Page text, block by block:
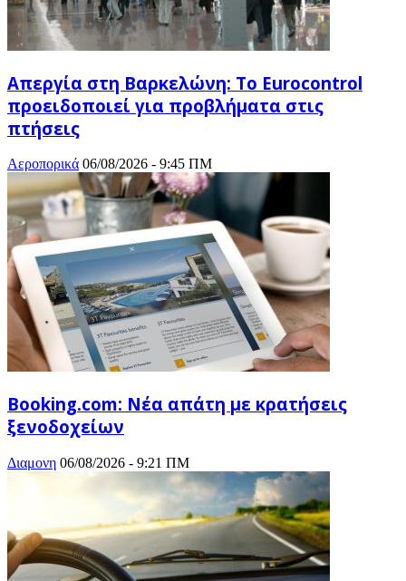
Απεργία στη Βαρκελώνη: To Eurocontrol
προειδοποιεί για προβλήματα στις
πτήσεις
Αεροπορικά 06/08/2026 - 9:45 ΠΜ
Booking.com: Νέα απάτη με κρατήσεις
ξενοδοχείων
Διαμονη 06/08/2026 - 9:21 ΠΜ